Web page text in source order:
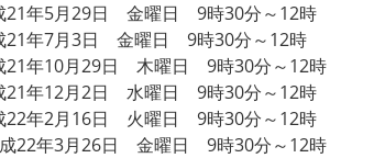
年5月29日 金曜日 9時30分～12時
年7月3日 金曜日 9時30分～12時
年10月29日 木曜日 9時30分～12時
年12月2日 水曜日 9時30分～12時
年2月16日 火曜日 9時30分～12時
22年3月26日 金曜日 9時30分～12時